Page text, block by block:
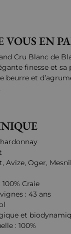
EN
Cru Blanc de
finesse et
beurre et
Avize, Oger,
Craie
: 43 ans
et
: 100%